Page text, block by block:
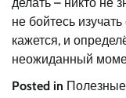
не бойтесь
кажется, и
неожиданный
Posted in Полезные